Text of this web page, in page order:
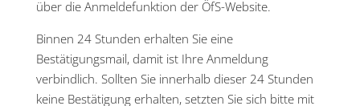
über die Anmeldefunktion der ÖfS-Website.
Binnen 24 Stunden erhalten Sie eine
Bestätigungsmail, damit ist Ihre Anmeldung
verbindlich. Sollten Sie innerhalb dieser 24 Stunden
keine Bestätigung erhalten, setzten Sie sich bitte mit